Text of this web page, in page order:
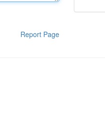
Report Page